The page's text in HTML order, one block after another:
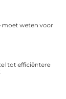
moet weten voor
tot efficiëntere